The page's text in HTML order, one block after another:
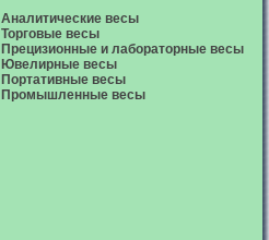
Аналитические весы
Торговые весы
Прецизионные и лабораторные весы
Ювелирные весы
Портативные весы
Промышленные весы